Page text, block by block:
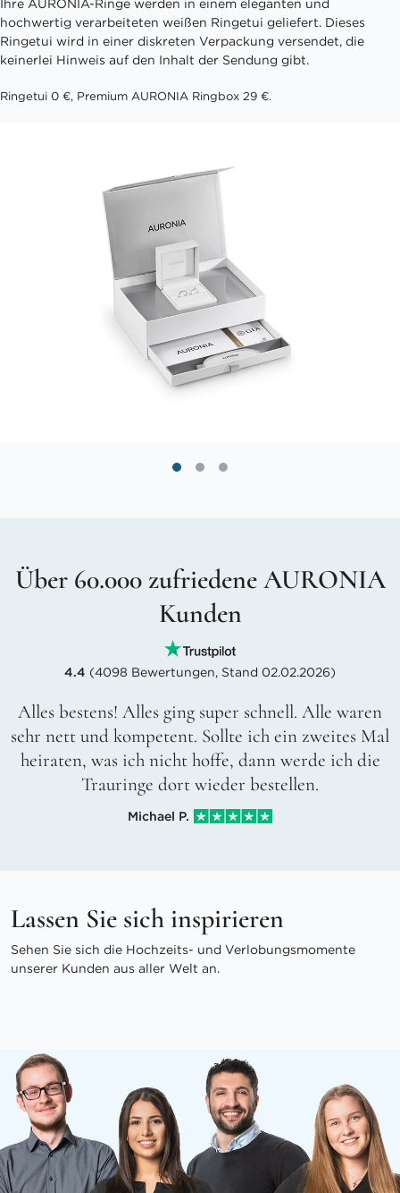
Ihre AURONIA-Ringe werden in einem eleganten und
hochwertig verarbeiteten weißen Ringetui geliefert. Dieses
Ringetui wird in einer diskreten Verpackung versendet, die
keinerlei Hinweis auf den Inhalt der Sendung gibt.
Ringetui 0 €, Premium AURONIA Ringbox 29 €.
Über 60.000 zufriedene AURONIA
Kunden
4.4 (4098 Bewertungen, Stand 02.02.2026)
Alles bestens! Alles ging super schnell. Alle waren
sehr nett und kompetent. Sollte ich ein zweites Mal
heiraten, was ich nicht hoffe, dann werde ich die
Trauringe dort wieder bestellen.
Michael P.
Lassen Sie sich inspirieren
Sehen Sie sich die Hochzeits- und Verlobungsmomente
unserer Kunden aus aller Welt an.